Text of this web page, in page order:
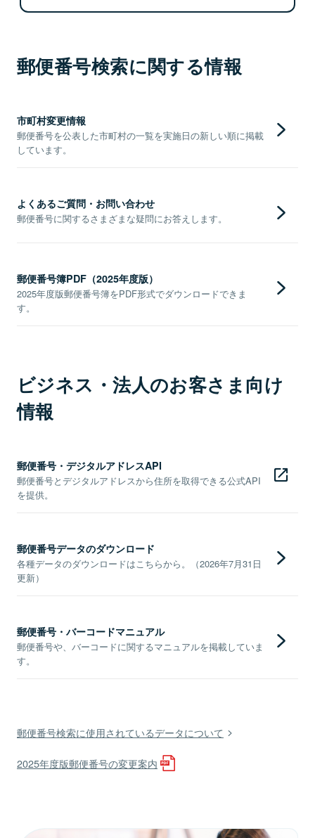
郵便番号検索に関する情報
市町村変更情報
郵便番号を公表した市町村の一覧を実施日の新しい順に掲載
しています。
よくあるご質問・お問い合わせ
郵便番号に関するさまざまな疑問にお答えします。
郵便番号簿PDF（2025年度版）
2025年度版郵便番号簿をPDF形式でダウンロードできま
す。
ビジネス・法人のお客さま向け
情報
郵便番号・デジタルアドレスAPI
郵便番号とデジタルアドレスから住所を取得できる公式API
を提供。
郵便番号データのダウンロード
各種データのダウンロードはこちらから。（2026年7月31日
更新）
郵便番号・バーコードマニュアル
郵便番号や、バーコードに関するマニュアルを掲載していま
す。
郵便番号検索に使用されているデータについて
2025年度版郵便番号の変更案内